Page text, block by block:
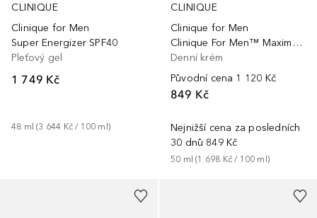
CLINIQUE
Clinique for Men
Super Energizer SPF40
Pleťový gel
1 749 Kč
48 ml (3 644 Kč / 100 ml )
CLINIQUE
Clinique for Men
Clinique For Men™ Maximum Hydrator 72-Hour Auto-Replenishing Hydrator
Denní krém
Původní cena 1 120 Kč
849 Kč
Nejnižší cena za posledních
30 dnů 849 Kč
50 ml (1 698 Kč / 100 ml )